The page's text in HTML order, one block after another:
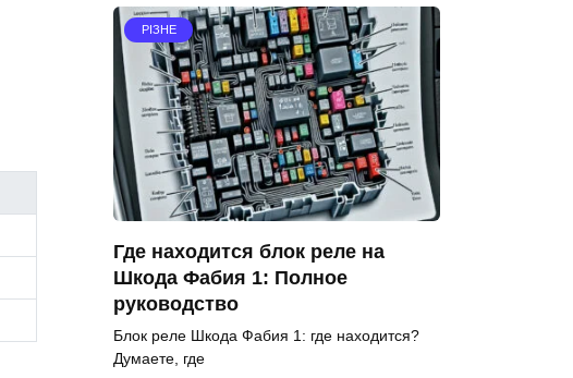
РІЗНЕ
Где находится блок реле на
Шкода Фабия 1: Полное
руководство
Блок реле Шкода Фабия 1: где находится?
Думаете, где